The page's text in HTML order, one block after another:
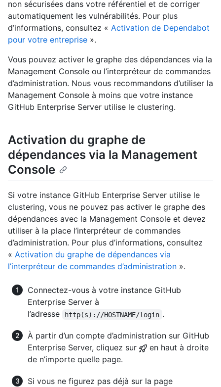
non sécurisées dans votre référentiel et de corriger
automatiquement les vulnérabilités. Pour plus
d’informations, consultez « Activation de Dependabot
pour votre entreprise ».
Vous pouvez activer le graphe des dépendances via la
Management Console ou l’interpréteur de commandes
d’administration. Nous vous recommandons d’utiliser la
Management Console à moins que votre instance
GitHub Enterprise Server utilise le clustering.
Activation du graphe de
dépendances via la Management
Console
Si votre instance GitHub Enterprise Server utilise le
clustering, vous ne pouvez pas activer le graphe des
dépendances avec la Management Console et devez
utiliser à la place l’interpréteur de commandes
d’administration. Pour plus d’informations, consultez
« Activation du graphe de dépendances via
l’interpréteur de commandes d’administration ».
Connectez-vous à votre instance GitHub
Enterprise Server à
l’adresse
http(s)://HOSTNAME/login .
À partir d’un compte d’administration sur GitHub
Enterprise Server, cliquez sur
en haut à droite
de n’importe quelle page.
Si vous ne figurez pas déjà sur la page